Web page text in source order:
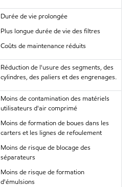
Durée de vie prolongée
Plus longue durée de vie des filtres
Coûts de maintenance réduits
Réduction de l'usure des segments, des
cylindres, des paliers et des engrenages.
Moins de contamination des matériels
utilisateurs d'air comprimé
Moins de formation de boues dans les
carters et les lignes de refoulement
Moins de risque de blocage des
séparateurs
Moins de risque de formation
d'émulsions